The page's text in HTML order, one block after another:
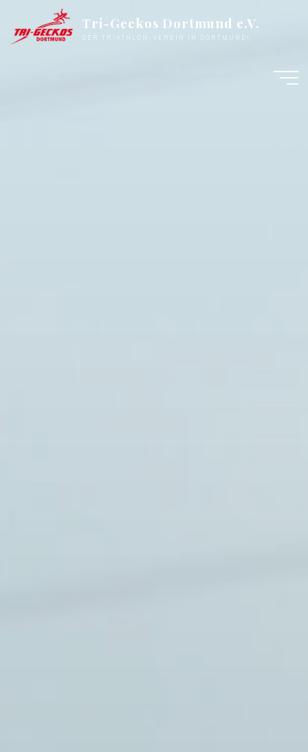
springen
Tri-Geckos Dortmund e.V.
DER TRIATHLON-VEREIN IN DORTMUND!